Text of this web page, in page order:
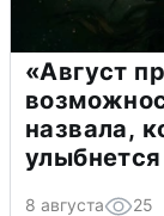
«Август
назвала,
8 августа 25